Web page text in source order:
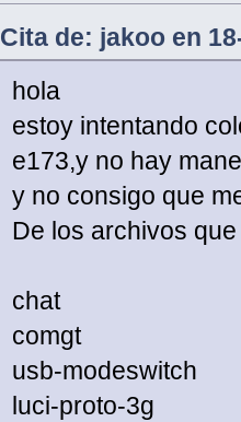
Cita de: jakoo en
hola
estoy intentando
e173,y no hay
y no consigo que
De los archivos
chat
comgt
usb-modeswitch
luci-proto-3g